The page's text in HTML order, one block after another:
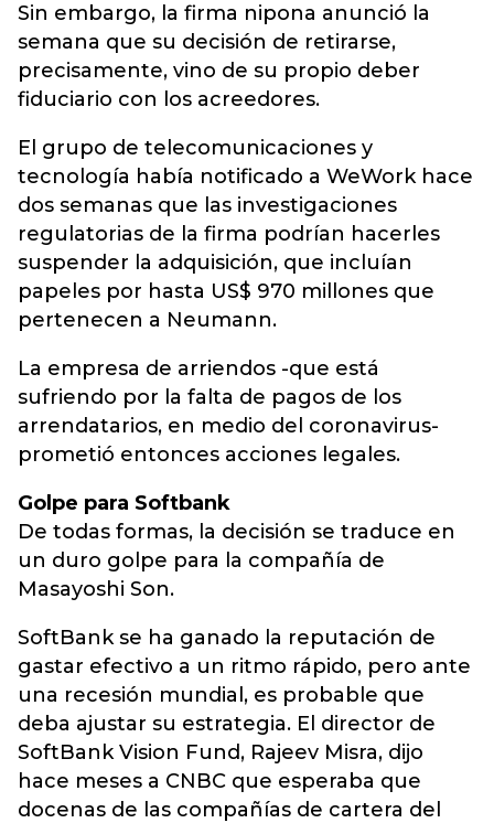
Sin embargo, la firma nipona anunció la
semana que su decisión de retirarse,
precisamente, vino de su propio deber
fiduciario con los acreedores.
El grupo de telecomunicaciones y
tecnología había notificado a WeWork hace
dos semanas que las investigaciones
regulatorias de la firma podrían hacerles
suspender la adquisición, que incluían
papeles por hasta US$ 970 millones que
pertenecen a Neumann.
La empresa de arriendos -que está
sufriendo por la falta de pagos de los
arrendatarios, en medio del coronavirus-
prometió entonces acciones legales.
Golpe para Softbank
De todas formas, la decisión se traduce en
un duro golpe para la compañía de
Masayoshi Son.
SoftBank se ha ganado la reputación de
gastar efectivo a un ritmo rápido, pero ante
una recesión mundial, es probable que
deba ajustar su estrategia. El director de
SoftBank Vision Fund, Rajeev Misra, dijo
hace meses a CNBC que esperaba que
docenas de las compañías de cartera del